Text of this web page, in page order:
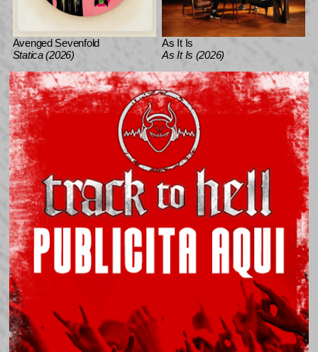
Avenged Sevenfold
Statica (2026)
As It Is
As It Is (2026)